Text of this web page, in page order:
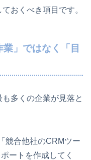
おくべき項目です。
」ではなく「目
多くの企業が見落と
「競合他社のCRMツー
ートを作成してく